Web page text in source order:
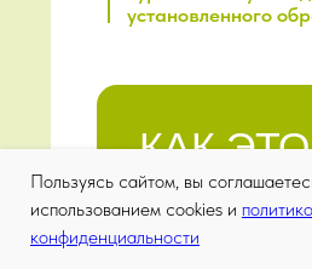
Пользуясь сайтом, вы
использованием cookies и
конфиденциальности